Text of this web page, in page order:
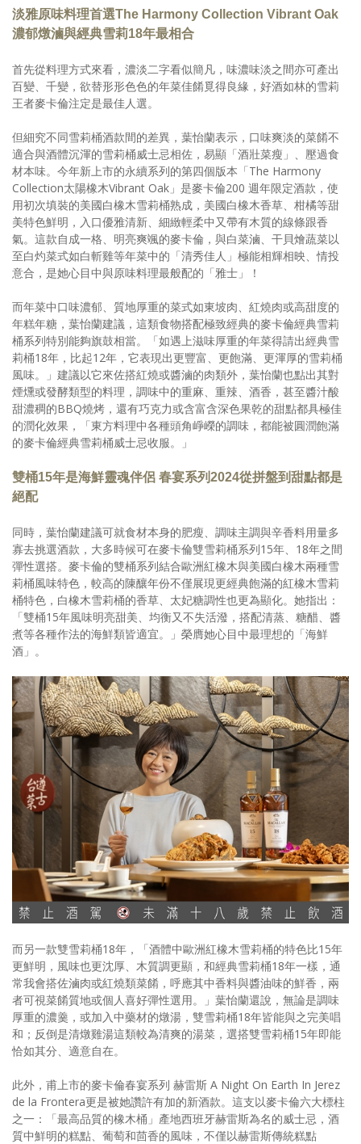
淡雅原味料理首選The Harmony Collection Vibrant Oak
濃郁燉滷與經典雪莉18年最相合
首先從料理方式來看，濃淡二字看似簡凡，味濃味淡之間亦可產出
百變、千變，欲替形形色色的年菜佳餚覓得良緣，好酒如林的雪莉
王者麥卡倫注定是最佳人選。
但細究不同雪莉桶酒款間的差異，葉怡蘭表示，口味爽淡的菜餚不
適合與酒體沉渾的雪莉桶威士忌相佐，易顯「酒壯菜瘦」、壓過食
材本味。今年新上市的永續系列的第四個版本「The Harmony
Collection太陽橡木Vibrant Oak」是麥卡倫200 週年限定酒款，使
用初次填裝的美國白橡木雪莉桶熟成，美國白橡木香草、柑橘等甜
美特色鮮明，入口優雅清新、細緻輕柔中又帶有木質的線條跟香
氣。這款自成一格、明亮爽颯的麥卡倫，與白菜滷、干貝燴蔬菜以
至白灼菜式如白斬雞等年菜中的「清秀佳人」極能相輝相映、情投
意合，是她心目中與原味料理最般配的「雅士」！
而年菜中口味濃郁、質地厚重的菜式如東坡肉、紅燒肉或高甜度的
年糕年糖，葉怡蘭建議，這類食物搭配極致經典的麥卡倫經典雪莉
桶系列特別能夠旗鼓相當。「如遇上滋味厚重的年菜得請出經典雪
莉桶18年，比起12年，它表現出更豐富、更飽滿、更渾厚的雪莉桶
風味。」建議以它來佐搭紅燒或醬滷的肉類外，葉怡蘭也點出其對
煙燻或發酵類型的料理，調味中的重麻、重辣、酒香，甚至醬汁酸
甜濃稠的BBQ燒烤，還有巧克力或含富含深色果乾的甜點都具極佳
的潤化效果，「東方料理中各種頭角崢嶸的調味，都能被圓潤飽滿
的麥卡倫經典雪莉桶威士忌收服。」
雙桶15年是海鮮靈魂伴侶 春宴系列2024從拼盤到甜點都是
絕配
同時，葉怡蘭建議可就食材本身的肥瘦、調味主調與辛香料用量多
寡去挑選酒款，大多時候可在麥卡倫雙雪莉桶系列15年、18年之間
彈性選搭。麥卡倫的雙桶系列結合歐洲紅橡木與美國白橡木兩種雪
莉桶風味特色，較高的陳釀年份不僅展現更經典飽滿的紅橡木雪莉
桶特色，白橡木雪莉桶的香草、太妃糖調性也更為顯化。她指出：
「雙桶15年風味明亮甜美、均衡又不失活潑，搭配清蒸、糖醋、醬
煮等各種作法的海鮮類皆適宜。」榮膺她心目中最理想的「海鮮
酒」。
而另一款雙雪莉桶18年，「酒體中歐洲紅橡木雪莉桶的特色比15年
更鮮明，風味也更沈厚、木質調更顯，和經典雪莉桶18年一樣，通
常我會搭佐滷肉或紅燒類菜餚，呼應其中香料與醬油味的鮮香，兩
者可視菜餚質地或個人喜好彈性選用。」葉怡蘭還說，無論是調味
厚重的濃羹，或加入中藥材的燉湯，雙雪莉桶18年皆能與之完美唱
和；反倒是清燉雞湯這類較為清爽的湯菜，選搭雙雪莉桶15年即能
恰如其分、適意自在。
此外，甫上市的麥卡倫春宴系列 赫雷斯 A Night On Earth In Jerez
de la Frontera更是被她讚許有加的新酒款。這支以麥卡倫六大標柱
之一：「最高品質的橡木桶」產地西班牙赫雷斯為名的威士忌，酒
質中鮮明的糕點、葡萄和茴香的風味，不僅以赫雷斯傳統糕點